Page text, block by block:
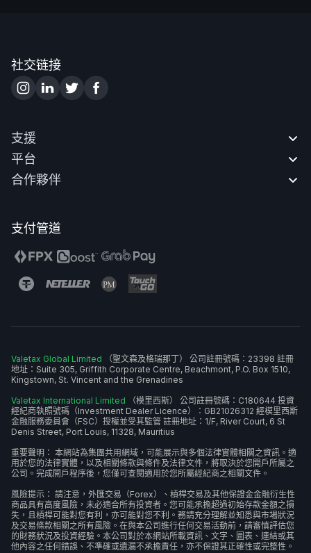
社交链接
支援
聯絡我們
如何存款
如何驗證帳戶
平台
MetaTrader4
MetaTrader4 行動版
合作夥伴
優點
支付管道
Valetax Global Limited （聖文森及格瑞那丁） 公司註冊號碼：23398 註冊
地址：Suite 305, Griffith Corporate Centre, Beachmont, P.O. Box 1510,
Kingstown, St. Vincent and the Grenadines
Valetax International Limited （模里西斯） 公司註冊號碼：C180644 投資
經紀商執照號碼（Investment Dealer Licence）：GB21026312 經模里西斯
金融服務委員會（FSC）授權並受其監管 註冊地址：1/F, River Court, 6 St
Denis Street, Port Louis, 11328, Mauritius
重要聲明： 本網站為集團共用網域，可能展示與多個法律實體相關之資訊。適
用於您的法律實體，以及相關條款與條件及法律文件，將取決於您開戶所屬之
公司。完成開戶程序後，您僅可查閱適用於您所屬經紀商之相關文件。
風險提示： 請注意，外匯交易（Forex）、槓桿交易及其他保證金金融衍生性
商品具有高度風險，未必適合所有投資者。您可能承擔超過初始存款金額之損
失，且槓桿可能對您有利，亦可能對您不利。務請充分理解並知悉與市場狀況
及交易條款相關之所有風險。在與本公司進行任何交易活動前，請審慎評估您
的財務狀況及投資經驗。本公司對於本網站所載資訊、文字、圖表、連結或其
他內容之任何錯誤、不準確或遺漏不承擔責任，亦不保證其正確性或完整性。